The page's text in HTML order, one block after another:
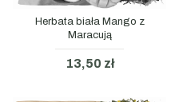
Herbata biała Mango z
Maracują
13,50 zł